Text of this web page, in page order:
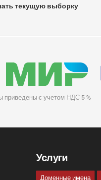
текущую выборку
приведены с учетом НДС 5 %
Услуги
Доменные имена